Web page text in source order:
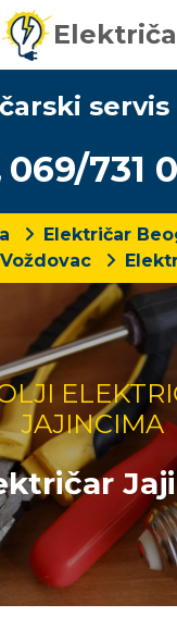
069/731
Električar
JAJINCIMA